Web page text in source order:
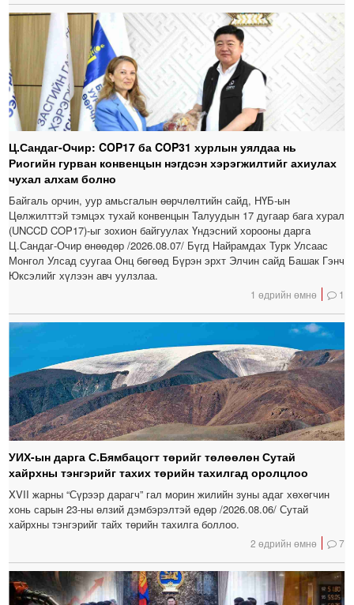
Ц.Сандаг-Очир: COP17 ба COP31 хурлын уялдаа нь
Риогийн гурван конвенцын нэгдсэн хэрэгжилтийг ахиулах
чухал алхам болно
Байгаль орчин, уур амьсгалын өөрчлөлтийн сайд, НҮБ-ын
Цөлжилттэй тэмцэх тухай конвенцын Талуудын 17 дугаар бага хурал
(UNCCD COP17)-ыг зохион байгуулах Үндэсний хорооны дарга
Ц.Сандаг-Очир өнөөдөр /2026.08.07/ Бүгд Найрамдах Турк Улсаас
Монгол Улсад суугаа Онц бөгөөд Бүрэн эрхт Элчин сайд Башак Гэнч
Юксэлийг хүлээн авч уулзлаа.
1 өдрийн өмнө 1
УИХ-ын дарга С.Бямбацогт төрийг төлөөлөн Сутай
хайрхны тэнгэрийг тахих төрийн тахилгад оролцлоо
XVII жарны “Сүрээр дарагч” гал морин жилийн зуны адаг хөхөгчин
хонь сарын 23-ны өлзий дэмбэрэлтэй өдөр /2026.08.06/ Сутай
хайрхны тэнгэрийг тайх төрийн тахилга боллоо.
2 өдрийн өмнө 7